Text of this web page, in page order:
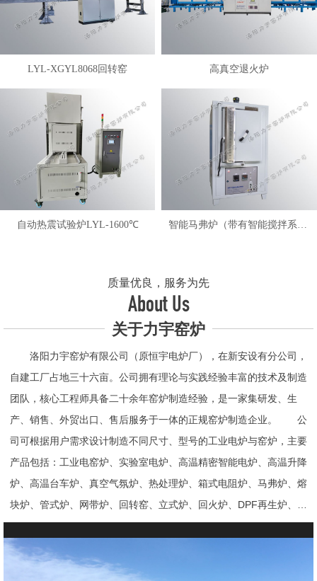
LYL-XGYL8068回转窑 高真空退火炉
自动热震试验炉LYL-1600℃
质量优良，服务为先
About Us
关于力宇窑炉
洛阳力宇窑炉有限公司（原恒宇电炉厂），在新安设有分公司，
自建工厂占地三十六亩。公司拥有理论与实践经验丰富的技术及制造
团队，核心工程师具备二十余年窑炉制造经验，是一家集研发、生
产、销售、外贸出口、售后服务于一体的正规窑炉制造企业。 公
司可根据用户需求设计制造不同尺寸、型号的工业电炉与窑炉，主要
产品包括：工业电窑炉、实验室电炉、高温精密智能电炉、高温升降
炉、高温台车炉、真空气氛炉、热处理炉、箱式电阻炉、马弗炉、熔
块炉、管式炉、网带炉、回转窑、立式炉、回火炉、DPF再生炉、试
验电炉、钟罩炉、退火炉、烧结炉、热震炉、高真空炉、重烧炉、牙
科烤瓷炉、真空CVD管式炉、高温节能电炉、气氛炉、井式电炉、
熔炼炉、推板窑炉、辊道窑炉、烘箱、真空干燥箱、工业烘箱、发热